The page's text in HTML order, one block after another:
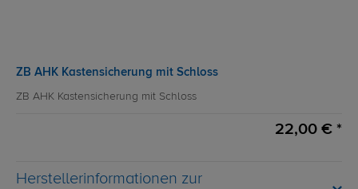
ZB AHK Kastensicherung mit Schloss
ZB AHK Kastensicherung mit Schloss
22,00 € *
Herstellerinformationen zur